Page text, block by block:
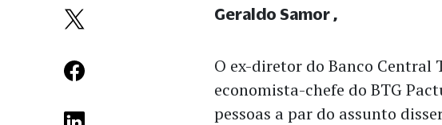
O ex-diretor do Banco Central
economista-chefe do BTG
pessoas a par do assunto
Geraldo Samor